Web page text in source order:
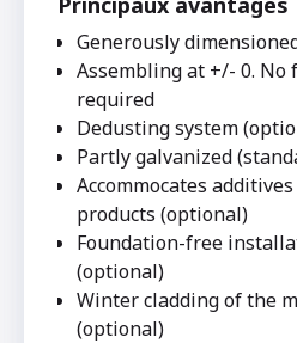
Generously
Assembling at +/- 0. No
required
Dedusting system
Partly galvanized
Accommocates
products (optional)
Foundation-free
(optional)
Winter cladding of the
(optional)